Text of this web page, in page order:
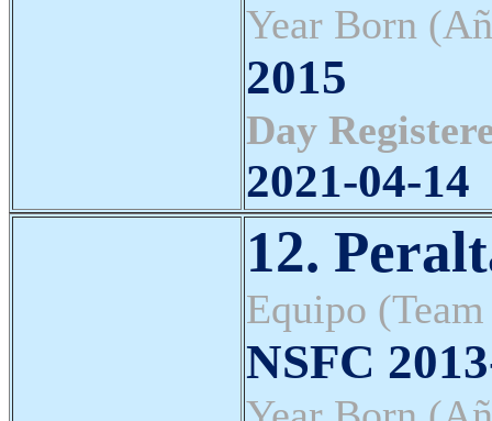
Year Born
2015
Day
2021-04-14
12.
Equipo
NSFC